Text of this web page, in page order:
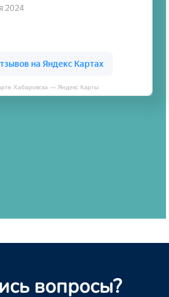
Хабаровска — Яндекс Карты
вопросы?